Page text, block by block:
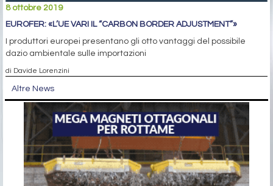
8 ottobre 2019
EUROFER: «L’UE VARI IL “CARBON BORDER ADJUSTMENT”»
I produttori europei presentano gli otto vantaggi del possibile
dazio ambientale sulle importazioni
di Davide Lorenzini
Altre News